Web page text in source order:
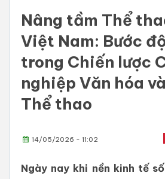
Nâng tầm Thể
Việt Nam: Bước
trong Chiến lược
nghiệp Văn hóa
Thể thao
14/05/2026 - 11:02
Ngày nay khi nền kinh tế